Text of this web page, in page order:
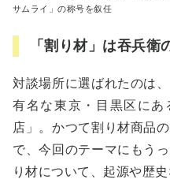
サムライ」の称号を叙任
「割り材」は吞兵衛
対談場所に選ばれたのは
有名な東京・目黒区に
店」。かつて割り材商品
で、今回のテーマにもう
り材について、起源や歴